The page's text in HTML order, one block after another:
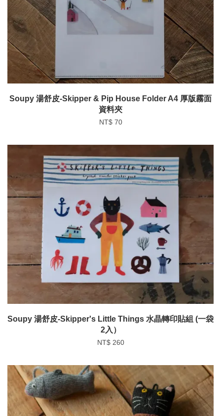
Soupy 湯舒皮-Skipper & Pip House Folder A4 厚版霧面
資料夾
NT$ 70
Soupy 湯舒皮-Skipper's Little Things 水晶轉印貼組 (一袋
2入）
NT$ 260